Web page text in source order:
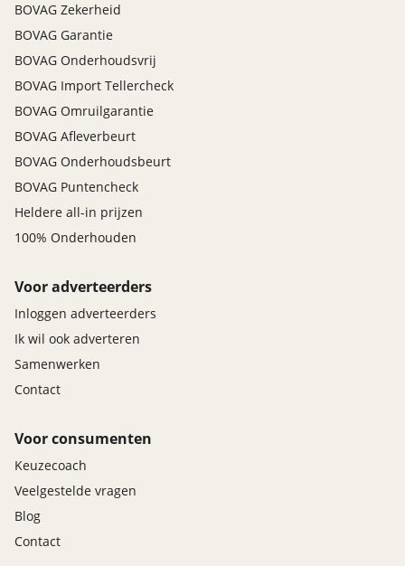
BOVAG Zekerheid
BOVAG Garantie
BOVAG Onderhoudsvrij
BOVAG Import Tellercheck
BOVAG Omruilgarantie
BOVAG Afleverbeurt
BOVAG Onderhoudsbeurt
BOVAG Puntencheck
Heldere all-in prijzen
100% Onderhouden
Voor adverteerders
Inloggen adverteerders
Ik wil ook adverteren
Samenwerken
Contact
Voor consumenten
Keuzecoach
Veelgestelde vragen
Blog
Contact